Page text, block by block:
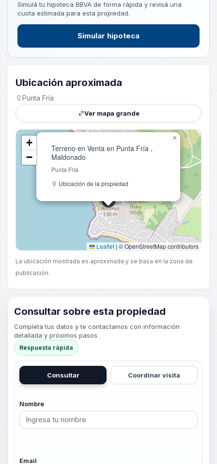
Simulá tu hipoteca BBVA de forma rápida y revisá una
cuota estimada para esta propiedad.
Simular hipoteca
Ubicación aproximada
Punta Fría
Ver mapa grande
Terreno en Venta en Punta Fría ,
Maldonado
Punta Fría
Ubicación de la propiedad
×
+
−
Leaflet | © OpenStreetMap contributors
La ubicación mostrada es aproximada y se basa en la zona de
publicación.
Consultar sobre esta propiedad
Completa tus datos y te contactamos con información
detallada y próximos pasos.
Respuesta rápida
Consultar Coordinar visita
Nombre
Email